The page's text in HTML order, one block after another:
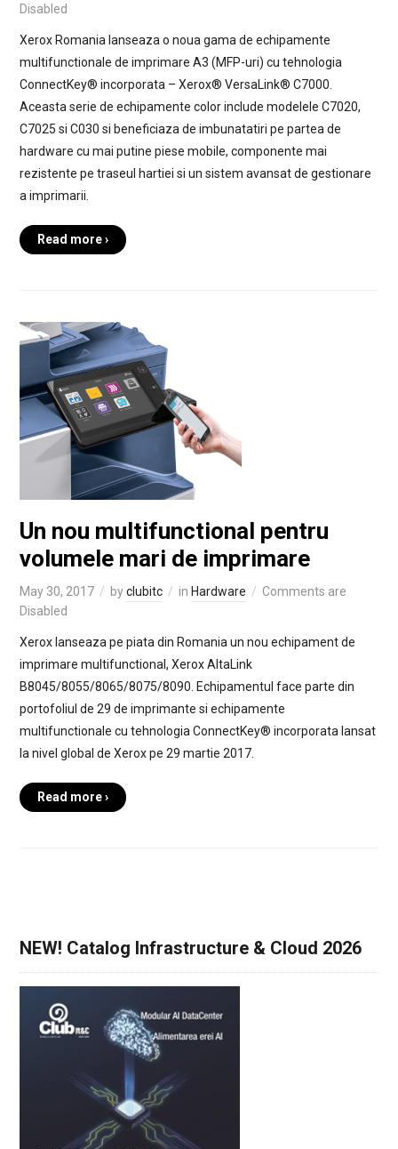
Disabled
Xerox Romania lanseaza o noua gama de echipamente
multifunctionale de imprimare A3 (MFP-uri) cu tehnologia
ConnectKey® incorporata – Xerox® VersaLink® C7000.
Aceasta serie de echipamente color include modelele C7020,
C7025 si C030 si beneficiaza de imbunatatiri pe partea de
hardware cu mai putine piese mobile, componente mai
rezistente pe traseul hartiei si un sistem avansat de gestionare
a imprimarii.
Read more ›
Un nou multifunctional pentru
volumele mari de imprimare
May 30, 2017 byclubitc in Hardware
Comments are
Disabled
Xerox lanseaza pe piata din Romania un nou echipament de
imprimare multifunctional, Xerox AltaLink
B8045/8055/8065/8075/8090. Echipamentul face parte din
portofoliul de 29 de imprimante si echipamente
multifunctionale cu tehnologia ConnectKey® incorporata lansat
la nivel global de Xerox pe 29 martie 2017.
Read more ›
NEW! Catalog Infrastructure & Cloud 2026